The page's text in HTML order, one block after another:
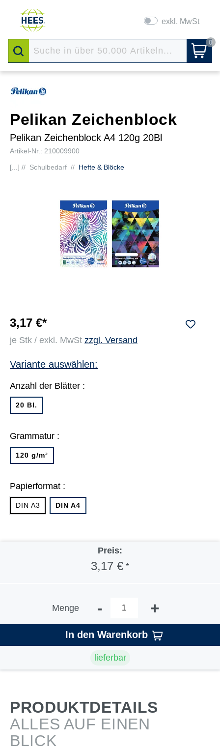
exkl. MwSt
0
Pelikan Zeichenblock
Pelikan Zeichenblock A4 120g 20Bl
Artikel-Nr.: 210009900
[...] // Schulbedarf // Hefte & Blöcke
3,17 €*
je Stk / exkl. MwSt zzgl. Versand
Variante auswählen:
Anzahl der Blätter :
20 Bl.
Grammatur :
120 g/m²
Papierformat :
DIN A3 DIN A4
Preis:
3,17 € *
Menge - +
In den Warenkorb
lieferbar
PRODUKTDETAILS
ALLES AUF EINEN
BLICK